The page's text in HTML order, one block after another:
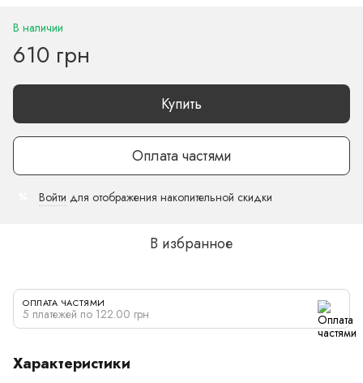
В наличии
610 грн
Купить
Оплата частями
Войти для отображения накопительной скидки
В избранное
ОПЛАТА ЧАСТЯМИ
5 платежей по 122.00 грн
Характеристики